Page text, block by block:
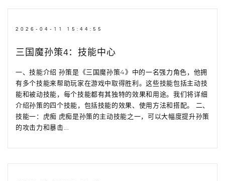
2026-04-11 15:44:55
三国魔孙策4：技能中心
一、技能介绍 孙策是《三国魔孙策4》中的一名强力角色，他拥
有多个技能来帮助玩家在游戏中取得胜利。这些技能包括主动技
能和被动技能，每个技能都有其独特的效果和用途。我们将详细
介绍孙策的四个技能，包括技能的效果、使用方法和搭配。 二、
技能一：虎痴 虎痴是孙策的主动技能之一，可以大幅度提升孙策
的攻击力和暴击...